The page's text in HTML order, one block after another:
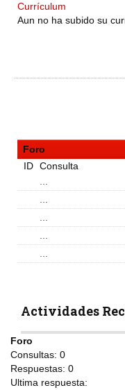
Currículum
Aun no ha subido su
Foro
ID Consulta
Actividades
Foro
Consultas: 0
Respuestas: 0
Ultima respuesta: